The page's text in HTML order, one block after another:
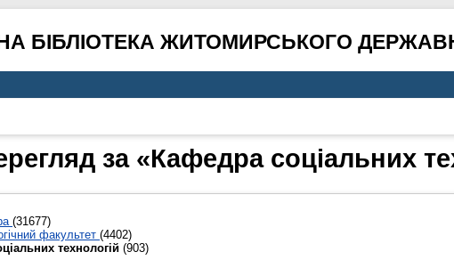
БІБЛІОТЕКА ЖИТОМИРСЬКОГО
за «Кафедра соціальних
(31677)
факультет (4402)
технологій (903)